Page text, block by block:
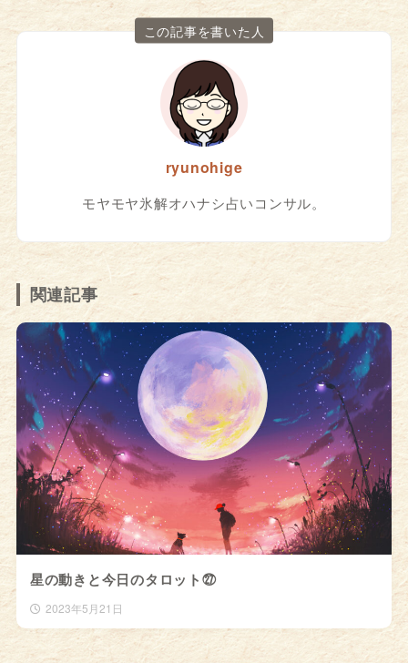
この記事を書いた人
ryunohige
モヤモヤ氷解オハナシ占いコンサル。
関連記事
星の動きと今日のタロット㉗
2023年5月21日